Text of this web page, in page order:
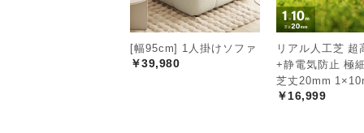
[幅95cm] 1人掛けソファ
￥39,980
リアル人工芝 超
+静電気防止 極
芝丈20mm
￥16,999